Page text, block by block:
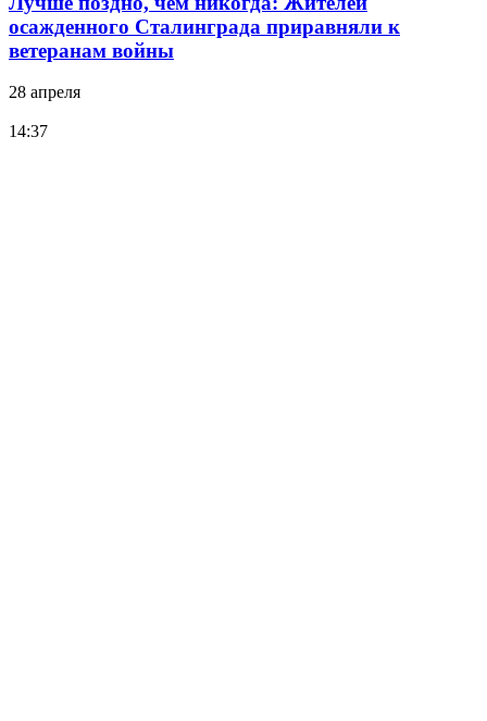
осажденного Сталинграда приравняли к
ветеранам войны
28 апреля
14:37